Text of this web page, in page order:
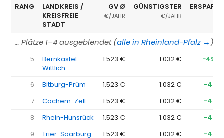
RANG
LANDKREIS /
KREISFREIE
STADT
GV Ø
€/JAHR
GÜNSTIGSTER
€/JAHR
… Plätze 1–4 ausgeblendet (alle in Rheinland-Pfalz → )
5
Bernkastel-
Wittlich
1.523 € 1.032 € −492
6 Bitburg-Prüm 1.523 € 1.032 €
−491
7
Cochem-Zell 1.523 € 1.032 €
−491
8
Rhein-Hunsrück 1.523 € 1.032 €
−491
9
Trier-Saarburg 1.523 € 1.032 € −491